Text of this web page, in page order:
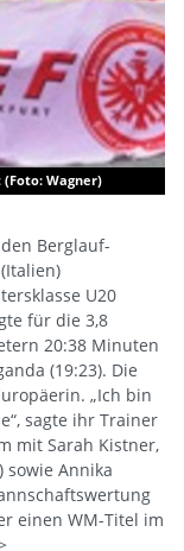
Wagner)
Berglauf-
U20
für die 3,8
20:38 Minuten
(19:23). Die
„Ich bin
sagte ihr Trainer
mit Sarah Kistner,
sowie Annika
einen WM-Titel im